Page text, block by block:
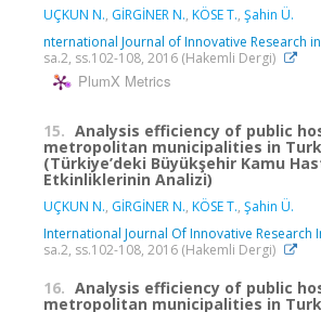
UÇKUN N., GİRGİNER N., KÖSE T., Şahin Ü.
nternational Journal of Innovative Research
sa.2, ss.102-108, 2016 (Hakemli Dergi)
PlumX Metrics
15. Analysis efficiency of public
metropolitan municipalities in
(Türkiye’deki Büyükşehir Kamu
Etkinliklerinin Analizi)
UÇKUN N., GİRGİNER N., KÖSE T., Şahin Ü.
International Journal Of Innovative Research
sa.2, ss.102-108, 2016 (Hakemli Dergi)
16. Analysis efficiency of public
metropolitan municipalities in